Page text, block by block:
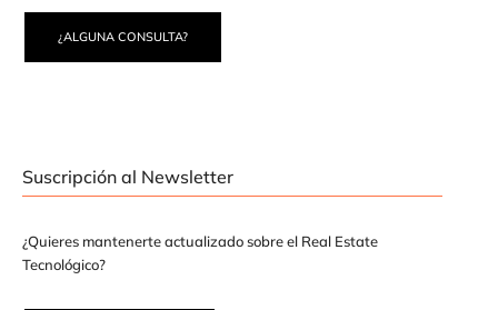
¿ALGUNA CONSULTA?
Suscripción al Newsletter
¿Quieres mantenerte actualizado sobre el Real Estate
Tecnológico?